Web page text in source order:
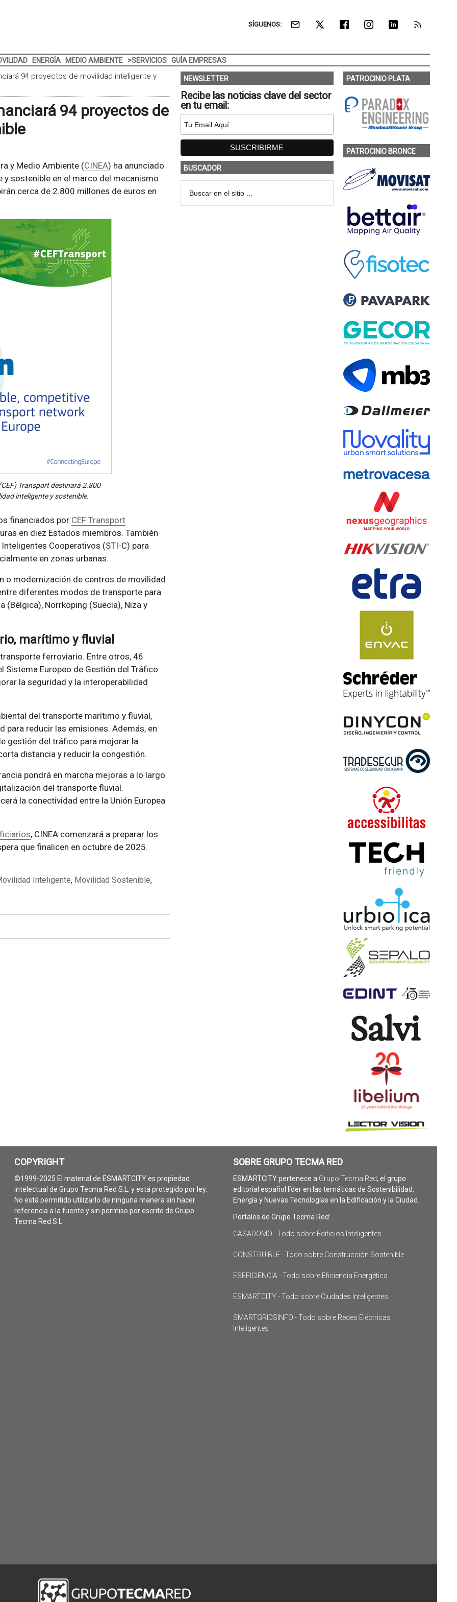
SÍGUENOS:
ENERGÍA MEDIO AMBIENTE >SERVICIOS GUÍA EMPRESAS
94 proyectos de movilidad inteligente y
94 proyectos de
y Medio Ambiente (CINEA) ha anunciado
sostenible en el marco del mecanismo
cerca de 2.800 millones de euros en
Transport destinará 2.800
inteligente y sostenible.
financiados por CEF Transport
en diez Estados miembros. También
Cooperativos (STI-C) para
en zonas urbanas.
o modernización de centros de movilidad
diferentes modos de transporte para
Norrköping (Suecia), Niza y
marítimo y fluvial
ferroviario. Entre otros, 46
Europeo de Gestión del Tráfico
la seguridad y la interoperabilidad
del transporte marítimo y fluvial,
para reducir las emisiones. Además, en
gestión del tráfico para mejorar la
distancia y reducir la congestión.
pondrá en marcha mejoras a lo largo
del transporte fluvial.
la conectividad entre la Unión Europea
, CINEA comenzará a preparar los
que finalicen en octubre de 2025.
Inteligente, Movilidad Sostenible,
NEWSLETTER
Recibe las noticias clave del sector
en tu email:
BUSCADOR
PATROCINIO PLATA
PATROCINIO BRONCE
COPYRIGHT
©1999-2025 El material de ESMARTCITY es propiedad
intelectual de Grupo Tecma Red S.L. y está protegido por ley.
No está permitido utilizarlo de ninguna manera sin hacer
referencia a la fuente y sin permiso por escrito de Grupo
Tecma Red S.L.
SOBRE GRUPO TECMA RED
ESMARTCITY pertenece a Grupo Tecma Red, el grupo
editorial español líder en las temáticas de Sostenibilidad,
Energía y Nuevas Tecnologías en la Edificación y la Ciudad.
Portales de Grupo Tecma Red:
CASADOMO - Todo sobre Edificios Inteligentes
CONSTRUIBLE - Todo sobre Construcción Sostenible
ESEFICIENCIA - Todo sobre Eficiencia Energética
ESMARTCITY - Todo sobre Ciudades Inteligentes
SMARTGRIDSINFO - Todo sobre Redes Eléctricas
Inteligentes